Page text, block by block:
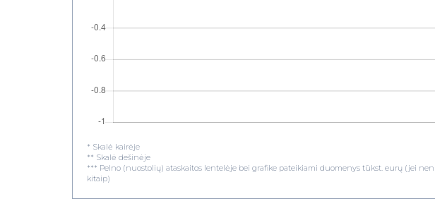
* Skalė kairėje
** Skalė dešinėje
*** Pelno (nuostolių) ataskaitos lentelėje bei grafike pateikiami duomenys tūkst. eurų (jei
kitaip)